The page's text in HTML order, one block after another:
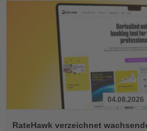
Sie
04.08.2026
RateHawk verzeichnet